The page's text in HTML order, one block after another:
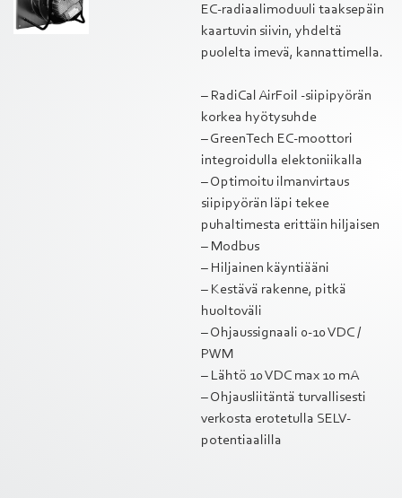
EC-radiaalimoduuli taaksepäin
kaartuvin siivin, yhdeltä
puolelta imevä, kannattimella.
– RadiCal AirFoil -siipipyörän
korkea hyötysuhde
– GreenTech EC-moottori
integroidulla elektoniikalla
– Optimoitu ilmanvirtaus
siipipyörän läpi tekee
puhaltimesta erittäin hiljaisen
– Modbus
– Hiljainen käyntiääni
– Kestävä rakenne, pitkä
huoltoväli
– Ohjaussignaali 0-10 VDC /
PWM
– Lähtö 10 VDC max 10 mA
– Ohjausliitäntä turvallisesti
verkosta erotetulla SELV-
potentiaalilla